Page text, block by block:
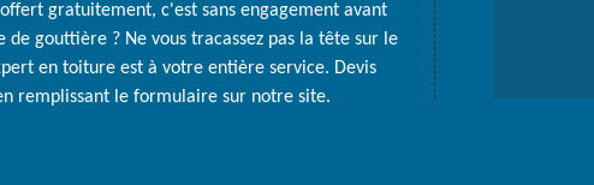
gratuitement, c'est sans engagement avant
de gouttière ? Ne vous tracassez pas la tête sur le
en toiture est à votre entière service. Devis
remplissant le formulaire sur notre site.